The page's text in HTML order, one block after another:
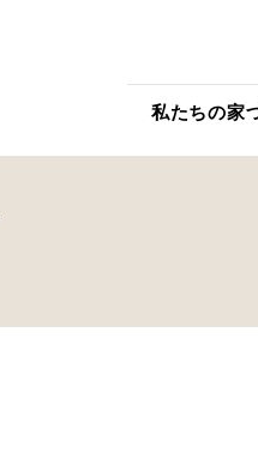
私たちの家
コンセプ